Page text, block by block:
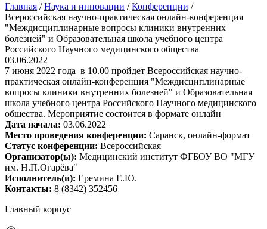
Главная /Наука и инновации /Конференции /
Всероссийская научно-практическая онлайн-конференция
"Междисциплинарные вопросы клиники внутренних
болезней" и Образовательная школа учебного центра
Российского Научного медицинского общества
03.06.2022
7 июня 2022 года в 10.00 пройдет Всероссийская научно-
практическая онлайн-конференция "Междисциплинарные
вопросы клиники внутренних болезней" и Образовательная
школа учебного центра Российского Научного медицинского
общества. Мероприятие состоится в формате онлайн
Дата начала: 03.06.2022
Место проведения конференции: Саранск, онлайн-формат
Статус конференции: Всероссийская
Организатор(ы): Медицинский институт ФГБОУ ВО "МГУ
им. Н.П.Огарёва"
Исполнитель(и): Еремина Е.Ю.
Контакты: 8 (8342) 352456
Главный корпус